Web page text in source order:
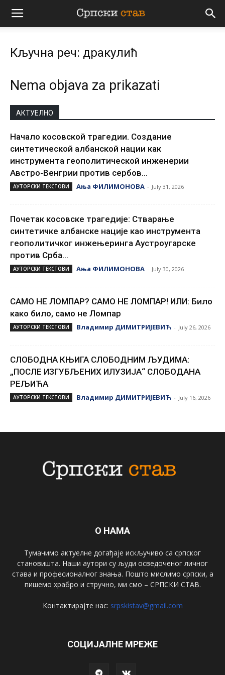
Српски
ставКључна реч: дракулић
Nema objava za prikazati
АКТУЕЛНО
Начало косовской трагедии. Создание
синтетической албанской нации как
инструмента геополитической инженерии
Австро-Венгрии против сербов...
АУТОРСКИ ТЕКСТОВИ Ања ФИЛИМОНОВА - July 31, 2026
Почетак косовске трагедије: Стварање
синтетичке албанске нације као инструмента
геополитичког инжењеринга Аустроугарске
против Срба...
АУТОРСКИ ТЕКСТОВИ Ања ФИЛИМОНОВА - July 30, 2026
САМО НЕ ЛОМПАР? САМО НЕ ЛОМПАР! ИЛИ: Било
како било, само не Ломпар
АУТОРСКИ ТЕКСТОВИ Владимир ДИМИТРИЈЕВИЋ - July 26, 2026
СЛОБОДНА КЊИГА СЛОБОДНИМ ЉУДИМА:
„ПОСЛЕ ИЗГУБЉЕНИХ ИЛУЗИЈА“ СЛОБОДАНА
РЕЉИЋА
АУТОРСКИ ТЕКСТОВИ Владимир ДИМИТРИЈЕВИЋ - July 16, 2026
О НАМА
Тумачимо актуелне догађаје искључиво са српског
становишта. Наши аутори су људи осведоченог личног
става и професионалног знања. Пошто мислимо српски, а
пишемо храбро и стручно, ми смо – СРПСКИ СТАВ.
Контактирајте нас: srpskistav@gmail.com
СОЦИЈАЛНЕ МРЕЖЕ